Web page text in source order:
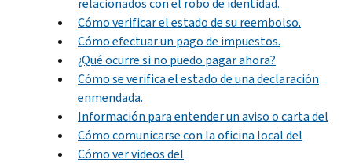
Cómo verificar el estado de su reembolso.
Cómo efectuar un pago de impuestos.
¿Qué ocurre si no puedo pagar ahora?
Cómo se verifica el estado de una declaración
enmendada.
Información para entender un aviso o carta del
Cómo comunicarse con la oficina local del
Cómo ver videos del